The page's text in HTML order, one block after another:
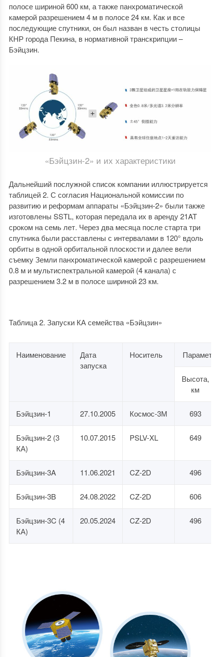
полосе шириной 600 км, а также панхроматической
камерой разрешением 4 м в полосе 24 км. Как и все
последующие спутники, он был назван в честь столицы
КНР города Пекина, в нормативной транскрипции –
Бэйцзин.
«Бэйцзин-2» и их характеристики
Дальнейший послужной список компании иллюстрируется
таблицей 2. С согласия Национальной комиссии по
развитию и реформам аппараты «Бэйцзин-2» были также
изготовлены SSTL, которая передала их в аренду 21AT
сроком на семь лет. Через два месяца после старта три
спутника были расставлены с интервалами в 120° вдоль
орбиты в одной орбитальной плоскости и далее вели
съемку Земли панхроматической камерой с разрешением
0.8 м и мультиспектральной камерой (4 канала) с
разрешением 3.2 м в полосе шириной 23 км.
Таблица 2. Запуски КА семейства «Бэйцзин»
Наименование
Дата
запуска
Носитель
Высота,
км
Бэйцзин-1 27.10.2005 Космос-3М 693
Бэйцзин-2 (3
КА)
10.07.2015 PSLV-XL 649
Бэйцзин-3A 11.06.2021 CZ-2D 496
Бэйцзин-3B 24.08.2022 CZ-2D 606
Бэйцзин-3C (4
КА)
20.05.2024 CZ-2D 496